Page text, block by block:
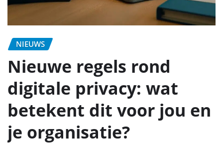
NIEUWS
Nieuwe regels rond
digitale privacy: wat
betekent dit voor jou en
je organisatie?